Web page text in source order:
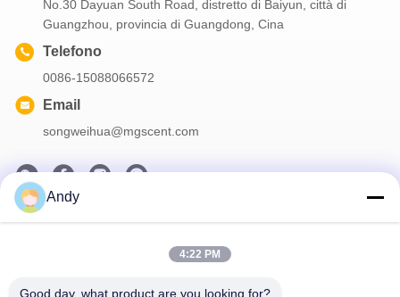
No.30 Dayuan South Road, distretto di Baiyun, città di
Guangzhou, provincia di Guangdong, Cina
Telefono
0086-15088066572
Email
songweihua@mgscent.com
La nostra newsletter
Iscriviti alla nostra newsletter per sconti e altro.
Andy
4:22 PM
Good day, what product are you looking for?